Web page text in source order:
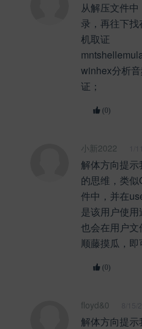
从解压文件
录，再往下
机取证
winhex分析
证；
(0)
小新2022
解体方向提
的思维，类
件中，并在
是该用户使
也会在用户
顺藤摸瓜，
(0)
floyd&0
解体方向提